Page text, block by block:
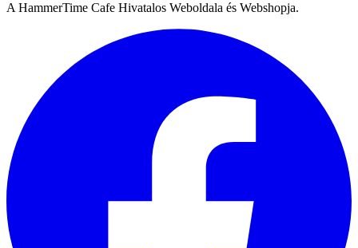
A HammerTime Cafe Hivatalos Weboldala és Webshopja.